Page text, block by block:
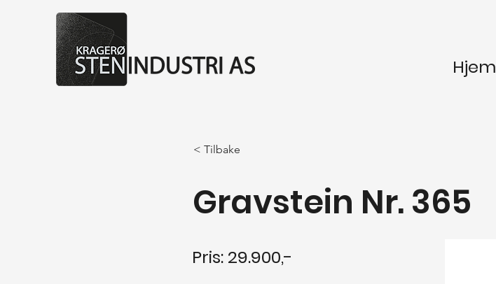
Hjem
< Tilbake
Gravstein Nr. 365
Pris: 29.900,-